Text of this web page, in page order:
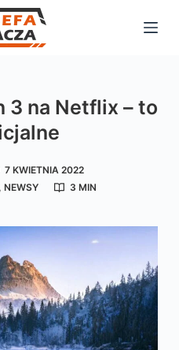
3 na Netflix – to
7 KWIETNIA 2022
,NEWSY 3 MIN